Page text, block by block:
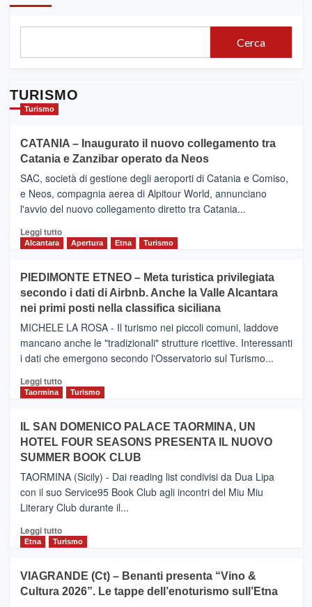
Cerca
TURISMO
Turismo
CATANIA – Inaugurato il nuovo collegamento tra
Catania e Zanzibar operato da Neos
SAC, società di gestione degli aeroporti di Catania e Comiso,
e Neos, compagnia aerea di Alpitour World, annunciano
l'avvio del nuovo collegamento diretto tra Catania...
Leggi tuttoLeggi
CATANIA
–
Inaugurato
il
nuovo
collegamento
tra
e
Zanzibar
da
Neos
Alcantara Apertura Etna Turismo
PIEDIMONTE ETNEO – Meta turistica privilegiata
secondo i dati di Airbnb. Anche la Valle Alcantara
nei primi posti nella classifica siciliana
MICHELE LA ROSA - Il turismo nei piccoli comuni, laddove
mancano anche le "tradizionali" strutture ricettive. Interessanti
i dati che emergono secondo l'Osservatorio sul Turismo...
Leggi tuttoLeggi
PIEDIMONTE
ETNEO
–
Meta
turistica
privilegiata
secondo
dati
di
Anche
la
Taormina Turismo
IL SAN DOMENICO PALACE TAORMINA, UN
HOTEL FOUR SEASONS PRESENTA IL NUOVO
SUMMER BOOK CLUB
TAORMINA (Sicily) - Dai reading list condivisi da Dua Lipa
con il suo Service95 Book Club agli incontri del Miu Miu
Literary Club durante il...
Leggi tuttoLeggi
di
IL
SAN
Etna Turismo
VIAGRANDE (Ct) – Benanti presenta “Vino &
Cultura 2026”. Le tappe dell’enoturismo sull’Etna